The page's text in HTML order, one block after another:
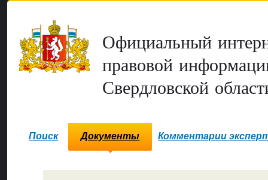
Официальный
правовой
Свердловской
Поиск Документы Комментарии